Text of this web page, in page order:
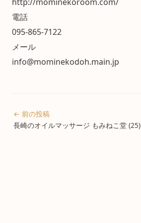
電話
095-865-7122
メール
info@mominekodoh.main.jp
← 前の投稿
長崎のオイルマッサージ もみねこ堂 (25)